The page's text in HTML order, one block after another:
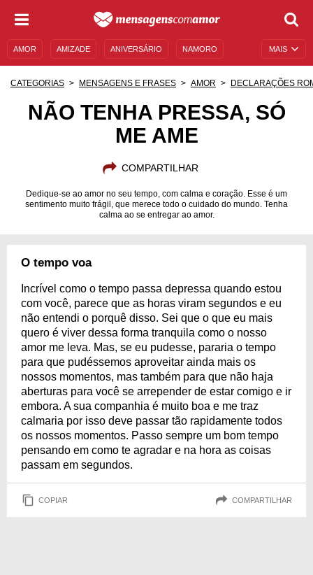
MAIS
AMOR AMIZADE ANIVERSÁRIO NAMORO
UNIVERSO FEMININO
MENSAGENS DE ANIVERSÁRIO
CATEGORIAS MENSAGENS E FRASES AMOR DECLARAÇÕES
NÃO TENHA PRESSA, SÓ
ME AME
COMPARTILHAR
Dedique-se ao amor no seu tempo, com calma e coração. Esse é um
sentimento muito frágil, que merece todo o cuidado do mundo. Tenha
calma ao se entregar ao amor.
O tempo voa
Incrível como o tempo passa depressa quando estou
com você, parece que as horas viram segundos e eu
não entendi o porquê disso. Sei que o que eu mais
quero é viver dessa forma tranquila como o nosso
amor me leva. Mas, se eu pudesse, pararia o tempo
para que pudéssemos aproveitar ainda mais os
nossos momentos, mas também para que não haja
aberturas para você se arrepender de estar comigo e ir
embora. A sua companhia é muito boa e me traz
calmaria por isso deve passar tão rapidamente todos
os nossos momentos. Passo sempre um bom tempo
pensando em como te agradar e na hora as coisas
passam em segundos.
COPIAR COMPARTILHAR